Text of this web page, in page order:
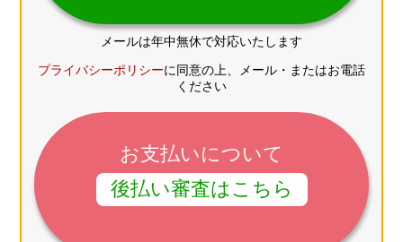
メールは年中無休で対応いたします
プライバシーポリシーに同意の上、メール・またはお電話
ください
お支払いについて
後払い審査はこちら